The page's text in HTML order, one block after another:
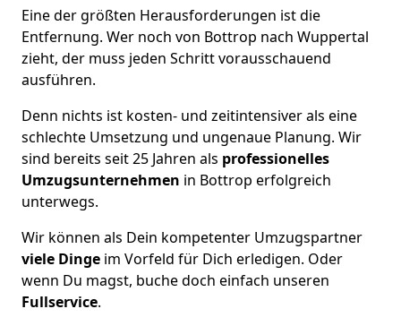
Eine der größten Herausforderungen ist die
Entfernung. Wer noch von Bottrop nach Wuppertal
zieht, der muss jeden Schritt vorausschauend
ausführen.
Denn nichts ist kosten- und zeitintensiver als eine
schlechte Umsetzung und ungenaue Planung. Wir
sind bereits seit 25 Jahren als professionelles
Umzugsunternehmen in Bottrop erfolgreich
unterwegs.
Wir können als Dein kompetenter Umzugspartner
viele Dinge im Vorfeld für Dich erledigen. Oder
wenn Du magst, buche doch einfach unseren
Fullservice.